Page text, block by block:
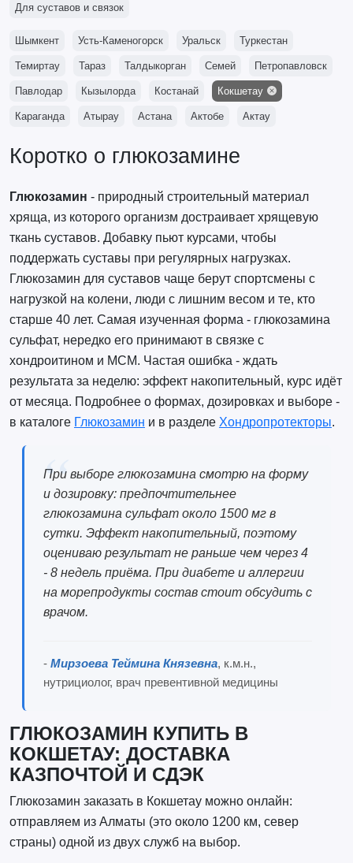
Для суставов и связок
Шымкент Усть-Каменогорск Уральск Туркестан
Темиртау Тараз Талдыкорган Семей Петропавловск
Павлодар Кызылорда Костанай Кокшетау
Караганда Атырау Астана Актобе Актау
Коротко о глюкозамине
Глюкозамин - природный строительный материал
хряща, из которого организм достраивает хрящевую
ткань суставов. Добавку пьют курсами, чтобы
поддержать суставы при регулярных нагрузках.
Глюкозамин для суставов чаще берут спортсмены с
нагрузкой на колени, люди с лишним весом и те, кто
старше 40 лет. Самая изученная форма - глюкозамина
сульфат, нередко его принимают в связке с
хондроитином и МСМ. Частая ошибка - ждать
результата за неделю: эффект накопительный, курс идёт
от месяца. Подробнее о формах, дозировках и выборе -
в каталоге Глюкозамин и в разделе Хондропротекторы.
При выборе глюкозамина смотрю на форму
и дозировку: предпочтительнее
глюкозамина сульфат около 1500 мг в
сутки. Эффект накопительный, поэтому
оцениваю результат не раньше чем через 4
- 8 недель приёма. При диабете и аллергии
на морепродукты состав стоит обсудить с
врачом.
- Мирзоева Теймина Князевна, к.м.н.,
нутрициолог, врач превентивной медицины
ГЛЮКОЗАМИН КУПИТЬ В
КОКШЕТАУ: ДОСТАВКА
КАЗПОЧТОЙ И СДЭК
Глюкозамин заказать в Кокшетау можно онлайн:
отправляем из Алматы (это около 1200 км, север
страны) одной из двух служб на выбор.